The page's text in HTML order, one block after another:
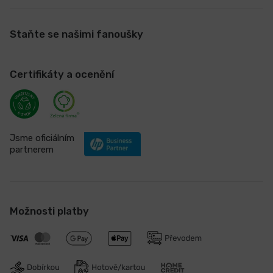
Staňte se našimi fanoušky
Certifikáty a ocenění
Jsme oficiálním
partnerem
Možnosti platby